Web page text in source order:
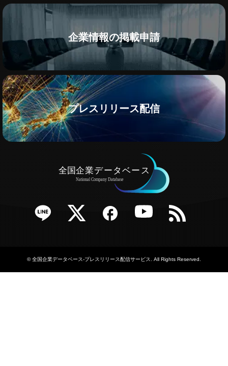
企業情報の掲載申請
プレスリリース配信
Twitter Facebook YouTube RSS
©全国企業データベース-プレスリリース配信サービス . All Rights Reserved.